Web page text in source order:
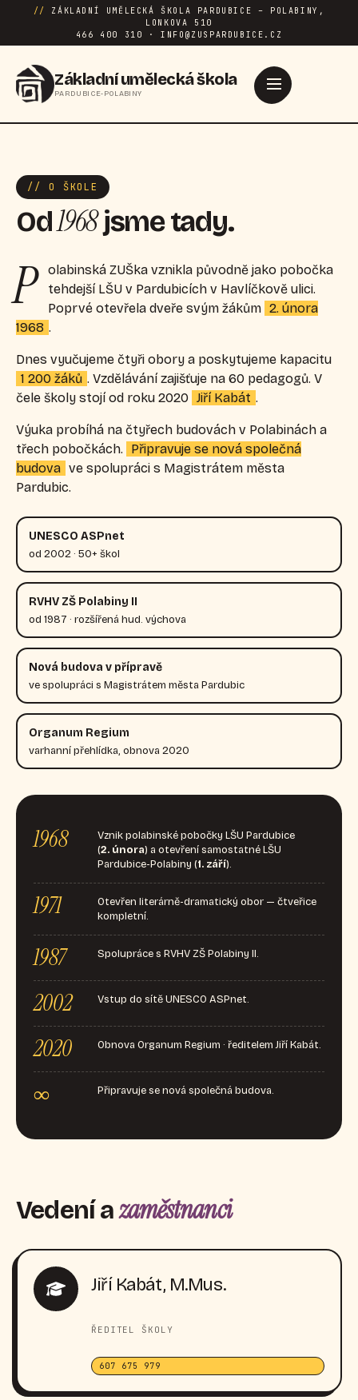
//
ZÁKLADNÍ UMĚLECKÁ ŠKOLA PARDUBICE – POLABINY,
LONKOVA 510
466 400 310 · INFO@ZUSPARDUBICE.CZ
Základní umělecká škola
PARDUBICE-POLABINY
// O ŠKOLE
Od1968jsme tady.
P
olabinská ZUŠka vznikla původně jako pobočka
tehdejší LŠU v Pardubicích v Havlíčkově ulici.
Poprvé otevřela dveře svým žákům 2. února
1968 .
Dnes vyučujeme čtyři obory a poskytujeme kapacitu
1 200 žáků . Vzdělávání zajišťuje na 60 pedagogů. V
čele školy stojí od roku 2020 Jiří Kabát .
Výuka probíhá na čtyřech budovách v Polabinách a
třech pobočkách.
Připravuje se nová společná
budova ve spolupráci s Magistrátem města
Pardubic.
UNESCO ASPnet
od 2002 · 50+ škol
RVHV ZŠ Polabiny II
od 1987 · rozšířená hud. výchova
Nová budova v přípravě
ve spolupráci s Magistrátem města Pardubic
Organum Regium
varhanní přehlídka, obnova 2020
1968
Vznik polabinské pobočky LŠU Pardubice
(2. února) a otevření samostatné LŠU
Pardubice-Polabiny (1. září).
1971
Otevřen literárně-dramatický obor — čtveřice
kompletní.
1987 Spolupráce s RVHV ZŠ Polabiny II.
2002 Vstup do sítě UNESCO ASPnet.
2020 Obnova Organum Regium · ředitelem Jiří Kabát.
∞ Připravuje se nová společná budova.
Vedení azaměstnanci
Jiří Kabát, M.Mus.
ŘEDITEL ŠKOLY
607 675 979